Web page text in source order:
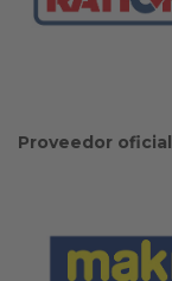
Proveedor oficial